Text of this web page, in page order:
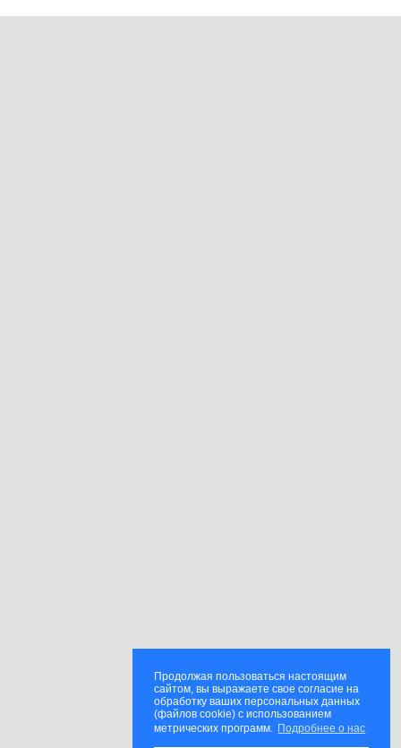
Продолжая пользоваться настоящим
сайтом, вы выражаете свое согласие на
обработку ваших персональных данных
(файлов cookie) с использованием
метрических программ. Подробнее о нас